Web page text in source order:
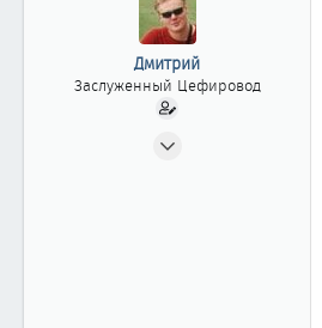
а
Дмитрий
Заслуженный Цефировод